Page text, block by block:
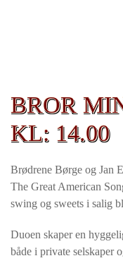
BROR
KL: 14.00
Brødrene Børge og Jan
The Great American
swing og sweets i salig
Duoen skaper en
både i private selskaper